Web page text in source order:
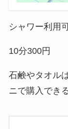
シャワー利用
10分300円
石鹸やタオル
ニで購入できる